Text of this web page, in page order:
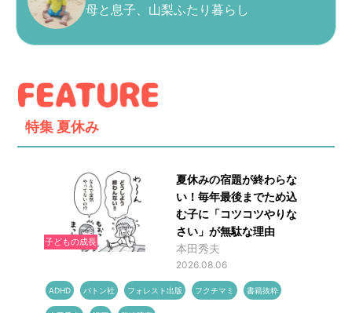
母と息子、山梨ふたり暮らし
特集 夏休み
子どもの成長
夏休みの宿題が終わらな
い！毎年最後までため込
む子に「コツコツやりな
さい」が無駄な理由
本田秀夫
2026.08.06
ADHD バトン社 フォレスト出版 フクチマミ 書籍抜粋